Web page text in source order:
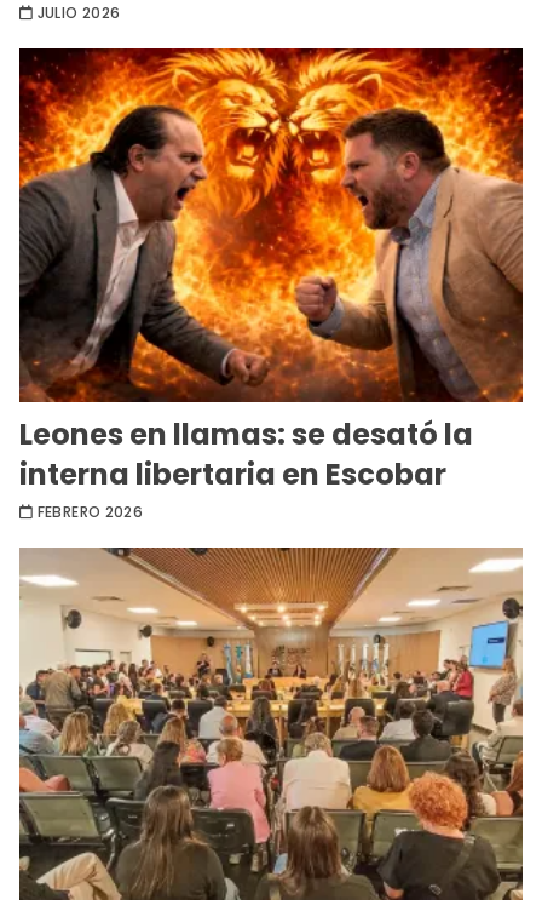
JULIO 2026
Leones en llamas: se desató la
interna libertaria en Escobar
FEBRERO 2026